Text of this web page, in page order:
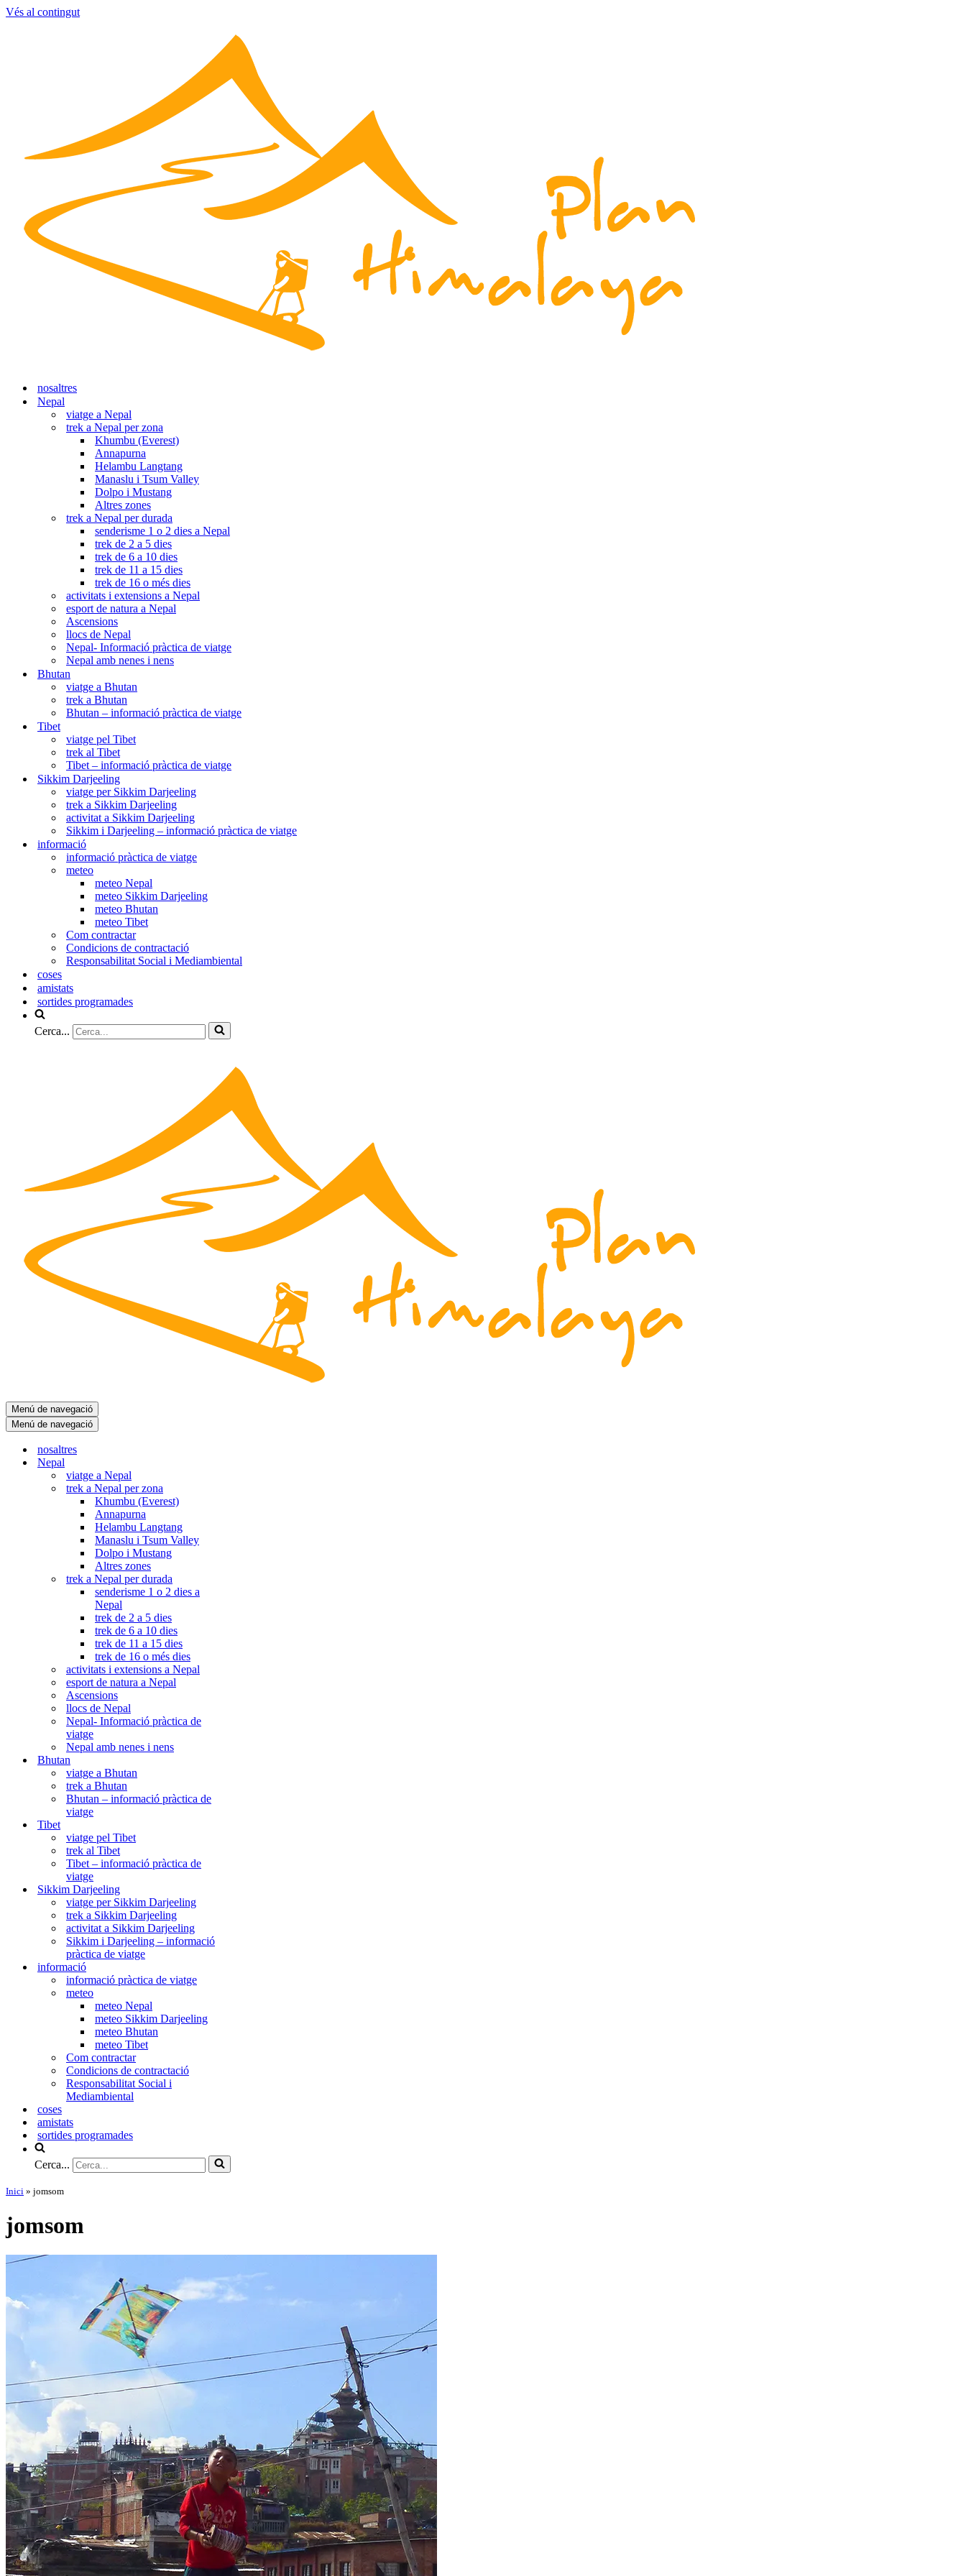
Vés al contingut
nosaltres
Nepal
viatge a Nepal
trek a Nepal per zona
Khumbu (Everest)
Annapurna
Helambu Langtang
Manaslu i Tsum Valley
Dolpo i Mustang
Altres zones
trek a Nepal per durada
senderisme 1 o 2 dies a Nepal
trek de 2 a 5 dies
trek de 6 a 10 dies
trek de 11 a 15 dies
trek de 16 o més dies
activitats i extensions a Nepal
esport de natura a Nepal
Ascensions
llocs de Nepal
Nepal- Informació pràctica de viatge
Nepal amb nenes i nens
Bhutan
viatge a Bhutan
trek a Bhutan
Bhutan – informació pràctica de viatge
Tibet
viatge pel Tibet
trek al Tibet
Tibet – informació pràctica de viatge
Sikkim Darjeeling
viatge per Sikkim Darjeeling
trek a Sikkim Darjeeling
activitat a Sikkim Darjeeling
Sikkim i Darjeeling – informació pràctica de viatge
informació
informació pràctica de viatge
meteo
meteo Nepal
meteo Sikkim Darjeeling
meteo Bhutan
meteo Tibet
Com contractar
Condicions de contractació
Responsabilitat Social i Mediambiental
coses
amistats
sortides programades
Cerca...
Menú de navegació
Menú de navegació
nosaltres
Nepal
viatge a Nepal
trek a Nepal per zona
Khumbu (Everest)
Annapurna
Helambu Langtang
Manaslu i Tsum Valley
Dolpo i Mustang
Altres zones
trek a Nepal per durada
senderisme 1 o 2 dies a
Nepal
trek de 2 a 5 dies
trek de 6 a 10 dies
trek de 11 a 15 dies
trek de 16 o més dies
activitats i extensions a Nepal
esport de natura a Nepal
Ascensions
llocs de Nepal
Nepal- Informació pràctica de
viatge
Nepal amb nenes i nens
Bhutan
viatge a Bhutan
trek a Bhutan
Bhutan – informació pràctica de
viatge
Tibet
viatge pel Tibet
trek al Tibet
Tibet – informació pràctica de
viatge
Sikkim Darjeeling
viatge per Sikkim Darjeeling
trek a Sikkim Darjeeling
activitat a Sikkim Darjeeling
Sikkim i Darjeeling – informació
pràctica de viatge
informació
informació pràctica de viatge
meteo
meteo Nepal
meteo Sikkim Darjeeling
meteo Bhutan
meteo Tibet
Com contractar
Condicions de contractació
Responsabilitat Social i
Mediambiental
coses
amistats
sortides programades
Cerca...
Inici » jomsom
jomsom